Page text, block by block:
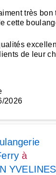
très
cette
de leur
2026
à
YVELINES